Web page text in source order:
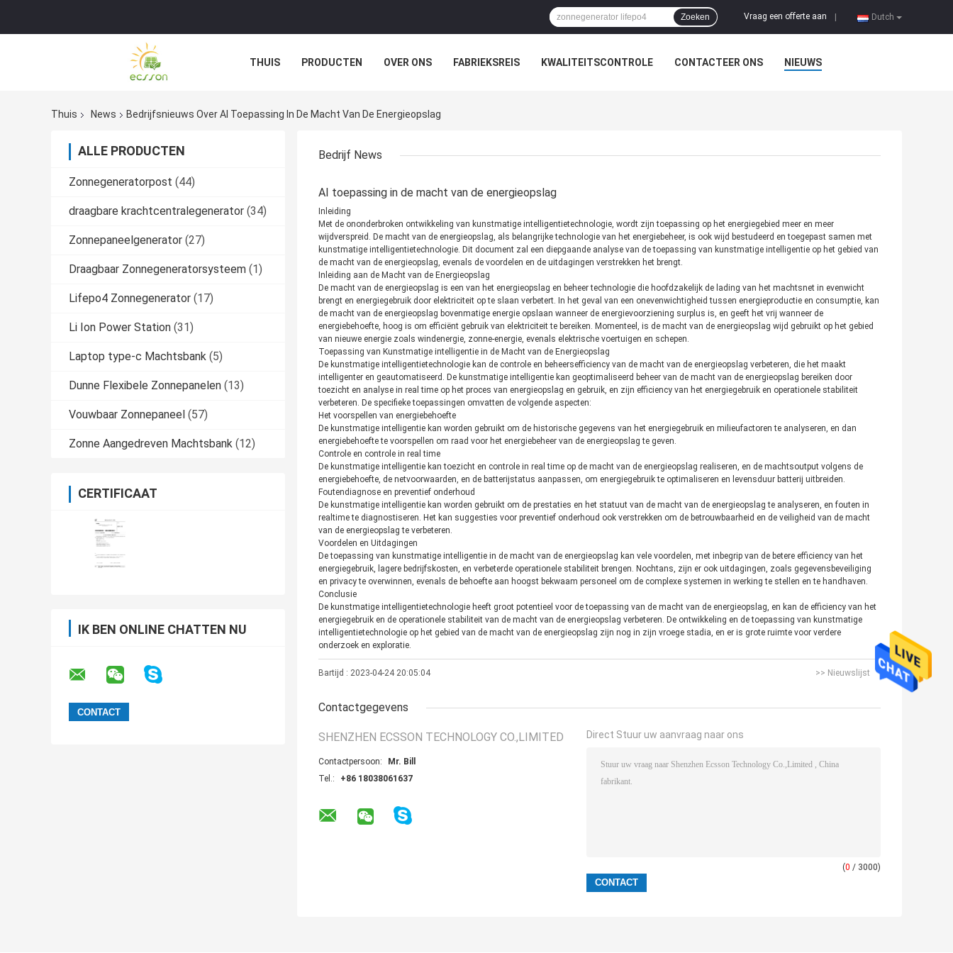
Dutch
Vraag een offerte aan
Zoeken
THUIS PRODUCTEN OVER ONS FABRIEKSREIS KWALITEITSCONTROLE CONTACTEER ONS NIEUWS
Thuis News Bedrijfsnieuws Over AI Toepassing In De Macht Van De Energieopslag
ALLE PRODUCTEN
Zonnegeneratorpost (44)
draagbare krachtcentralegenerator (34)
Zonnepaneelgenerator (27)
Draagbaar Zonnegeneratorsysteem (1)
Lifepo4 Zonnegenerator (17)
Li Ion Power Station (31)
Laptop type-c Machtsbank (5)
Dunne Flexibele Zonnepanelen (13)
Vouwbaar Zonnepaneel (57)
Zonne Aangedreven Machtsbank (12)
CERTIFICAAT
IK BEN ONLINE CHATTEN NU
Bedrijf News
AI toepassing in de macht van de energieopslag
Inleiding
Met de ononderbroken ontwikkeling van kunstmatige intelligentietechnologie, wordt zijn toepassing op het energiegebied meer en meer
wijdverspreid. De macht van de energieopslag, als belangrijke technologie van het energiebeheer, is ook wijd bestudeerd en toegepast samen met
kunstmatige intelligentietechnologie. Dit document zal een diepgaande analyse van de toepassing van kunstmatige intelligentie op het gebied van
de macht van de energieopslag, evenals de voordelen en de uitdagingen verstrekken het brengt.
Inleiding aan de Macht van de Energieopslag
De macht van de energieopslag is een van het energieopslag en beheer technologie die hoofdzakelijk de lading van het machtsnet in evenwicht
brengt en energiegebruik door elektriciteit op te slaan verbetert. In het geval van een onevenwichtigheid tussen energieproductie en consumptie, kan
de macht van de energieopslag bovenmatige energie opslaan wanneer de energievoorziening surplus is, en geeft het vrij wanneer de
energiebehoefte, hoog is om efficiënt gebruik van elektriciteit te bereiken. Momenteel, is de macht van de energieopslag wijd gebruikt op het gebied
van nieuwe energie zoals windenergie, zonne-energie, evenals elektrische voertuigen en schepen.
Toepassing van Kunstmatige intelligentie in de Macht van de Energieopslag
De kunstmatige intelligentietechnologie kan de controle en beheersefficiency van de macht van de energieopslag verbeteren, die het maakt
intelligenter en geautomatiseerd. De kunstmatige intelligentie kan geoptimaliseerd beheer van de macht van de energieopslag bereiken door
toezicht en analyse in real time op het proces van energieopslag en gebruik, en zijn efficiency van het energiegebruik en operationele stabiliteit
verbeteren. De specifieke toepassingen omvatten de volgende aspecten:
Het voorspellen van energiebehoefte
De kunstmatige intelligentie kan worden gebruikt om de historische gegevens van het energiegebruik en milieufactoren te analyseren, en dan
energiebehoefte te voorspellen om raad voor het energiebeheer van de energieopslag te geven.
Controle en controle in real time
De kunstmatige intelligentie kan toezicht en controle in real time op de macht van de energieopslag realiseren, en de machtsoutput volgens de
energiebehoefte, de netvoorwaarden, en de batterijstatus aanpassen, om energiegebruik te optimaliseren en levensduur batterij uitbreiden.
Foutendiagnose en preventief onderhoud
De kunstmatige intelligentie kan worden gebruikt om de prestaties en het statuut van de macht van de energieopslag te analyseren, en fouten in
realtime te diagnostiseren. Het kan suggesties voor preventief onderhoud ook verstrekken om de betrouwbaarheid en de veiligheid van de macht
van de energieopslag te verbeteren.
Voordelen en Uitdagingen
De toepassing van kunstmatige intelligentie in de macht van de energieopslag kan vele voordelen, met inbegrip van de betere efficiency van het
energiegebruik, lagere bedrijfskosten, en verbeterde operationele stabiliteit brengen. Nochtans, zijn er ook uitdagingen, zoals gegevensbeveiliging
en privacy te overwinnen, evenals de behoefte aan hoogst bekwaam personeel om de complexe systemen in werking te stellen en te handhaven.
Conclusie
De kunstmatige intelligentietechnologie heeft groot potentieel voor de toepassing van de macht van de energieopslag, en kan de efficiency van het
energiegebruik en de operationele stabiliteit van de macht van de energieopslag verbeteren. De ontwikkeling en de toepassing van kunstmatige
intelligentietechnologie op het gebied van de macht van de energieopslag zijn nog in zijn vroege stadia, en er is grote ruimte voor verdere
onderzoek en exploratie.
Bartijd : 2023-04-24 20:05:04 >> Nieuwslijst
Contactgegevens
SHENZHEN ECSSON TECHNOLOGY CO.,LIMITED
Contactpersoon:
Mr. Bill
Tel.:
+86 18038061637
Direct Stuur uw aanvraag naar ons
(0 / 3000)